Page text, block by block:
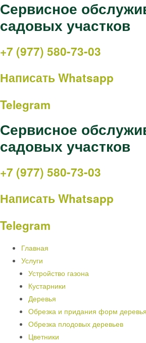
Сервисное
садовых участков
+7 (977) 580-73-03
Написать Whatsapp
Telegram
Сервисное
садовых участков
+7 (977) 580-73-03
Написать Whatsapp
Telegram
Главная
Услуги
Устройство газона
Кустарники
Деревья
Обрезка и придания форм
Обрезка плодовых деревьев
Цветники